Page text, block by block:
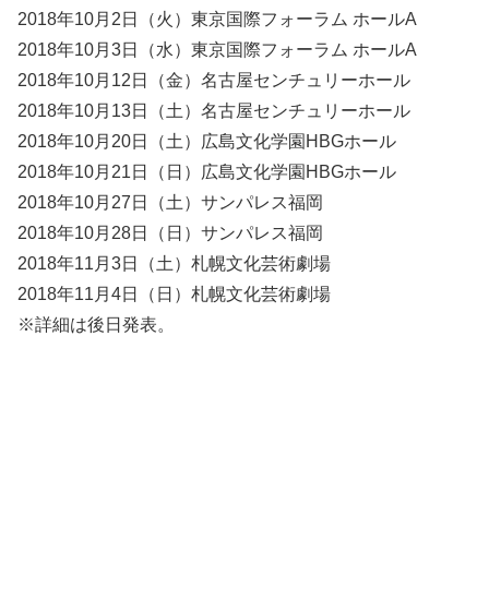
2018年10月2日（火）東京国際フォーラム ホールA
2018年10月3日（水）東京国際フォーラム ホールA
2018年10月12日（金）名古屋センチュリーホール
2018年10月13日（土）名古屋センチュリーホール
2018年10月20日（土）広島文化学園HBGホール
2018年10月21日（日）広島文化学園HBGホール
2018年10月27日（土）サンパレス福岡
2018年10月28日（日）サンパレス福岡
2018年11月3日（土）札幌文化芸術劇場
2018年11月4日（日）札幌文化芸術劇場
※詳細は後日発表。